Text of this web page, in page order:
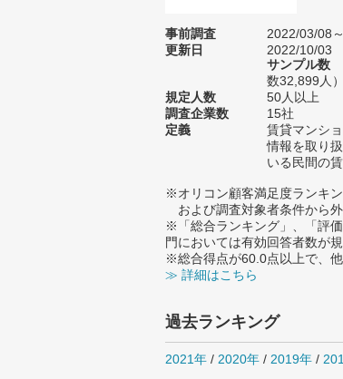
事前調査
2022/03/08
更新日
2022/10/03
サンプル数
数32,899人）
規定人数
50人以上
調査企業数
15社
定義
賃貸マンシ
情報を取り
いる民間の
※オリコン顧客満足度ランキ
および調査対象者条件から外
※「総合ランキング」、「評
門においては有効回答者数が
※総合得点が60.0点以上で、
≫ 詳細はこちら
過去ランキング
2021年 / 2020年 / 2019年 /